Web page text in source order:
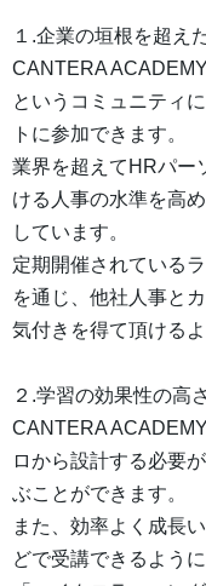
１.企業の垣根を超え
CANTERA
というコミュニティ
トに参加できます。
業界を超えてHRパー
ける人事の水準を高
しています。
定期開催されている
を通じ、他社人事と
気付きを得て頂ける
２.学習の効果性の高
CANTERA
ロから設計する必要
ぶことができます。
また、効率よく成長
どで受講できるよう